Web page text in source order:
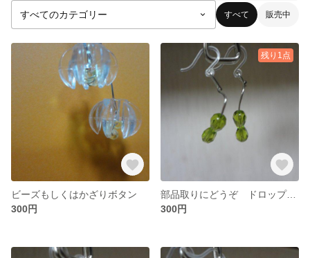
すべて 販売中
ビーズもしくはかざりボタン
300円
残り1点
部品取りにどうぞ ドロップビーズ１０個プラスおまけ
300円